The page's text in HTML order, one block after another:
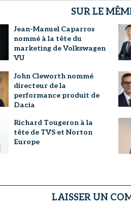
SUR LE
Jean-Manuel Caparros
nommé à la tête du
marketing de Volkswagen
VU
John Cleworth nommé
directeur de la
performance produit de
Dacia
Richard Tougeron à la
tête de TVS et Norton
Europe
LAISSER UN